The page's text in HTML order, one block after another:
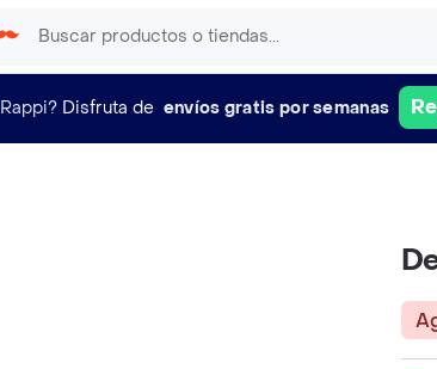
Rappi? Disfruta de envíos gratis por semanas